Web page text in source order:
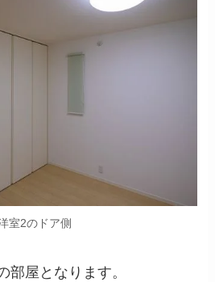
室2のドア側
部屋となります。